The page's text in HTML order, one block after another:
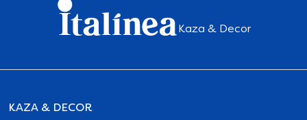
Kaza & Decor
KAZA & DECOR